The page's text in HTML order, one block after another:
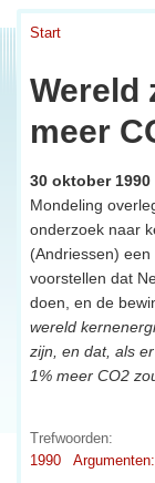
Start
Wereld
meer
30 oktober 1990
Mondeling
onderzoek naar
(Andriessen)
voorstellen dat
doen, en de
wereld
zijn, en dat, als
1% meer CO2
Trefwoorden:
1990